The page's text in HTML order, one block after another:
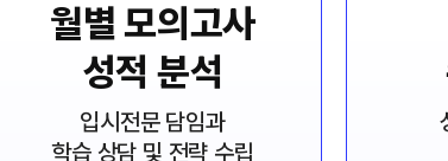
월별 모의고사
성적 분석
입시전문 담임과
학습 상담 및 전략 수립